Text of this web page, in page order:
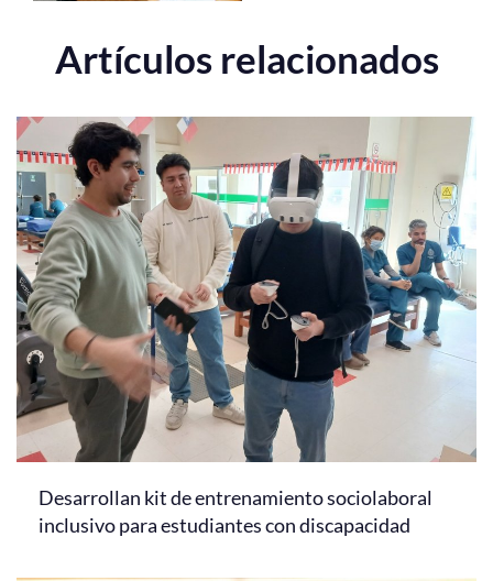
Artículos relacionados
Desarrollan kit de entrenamiento sociolaboral
inclusivo para estudiantes con discapacidad